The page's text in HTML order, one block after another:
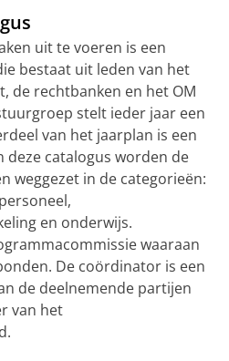
uit te voeren is een
bestaat uit leden van het
de rechtbanken en het OM
stelt ieder jaar een
van het jaarplan is een
deze catalogus worden de
weggezet in de categorieën:
en onderwijs.
waaraan
De coördinator is een
de deelnemende partijen
van het